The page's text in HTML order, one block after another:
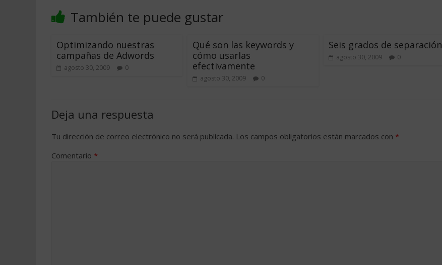
También te puede gustar
Optimizando nuestras
campañas de Adwords
agosto 30, 2009 0
Qué son las keywords y
cómo usarlas
efectivamente
agosto 30, 2009 0
Seis grados de separación
agosto 30, 2009 0
Deja una respuesta
Tu dirección de correo electrónico no será publicada. Los campos obligatorios están marcados con *
Comentario *